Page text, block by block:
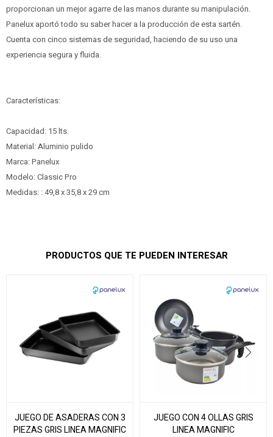
proporcionan un mejor agarre de las manos durante su manipulación.
Panelux aportó todo su saber hacer a la producción de esta sartén.
Cuenta con cinco sistemas de seguridad, haciendo de su uso una
experiencia segura y fluida.
Características:
Capacidad: 15 lts.
Material: Aluminio pulido
Marca: Panelux
Modelo: Classic Pro
Medidas: : 49,8 x 35,8 x 29 cm
PRODUCTOS QUE TE PUEDEN INTERESAR
JUEGO DE ASADERAS CON 3
PIEZAS GRIS LINEA MAGNIFIC
JUEGO CON 4 OLLAS GRIS
LINEA MAGNIFIC